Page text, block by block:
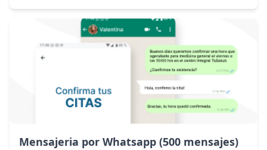
Mensajeria por Whatsapp (500 mensajes)